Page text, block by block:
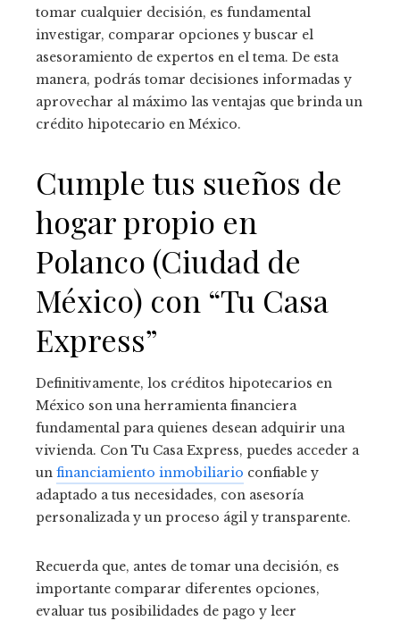
tomar cualquier decisión, es fundamental
investigar, comparar opciones y buscar el
asesoramiento de expertos en el tema. De esta
manera, podrás tomar decisiones informadas y
aprovechar al máximo las ventajas que brinda un
crédito hipotecario en México.
Cumple tus sueños de
hogar propio en
Polanco (Ciudad de
México) con “Tu Casa
Express”
Definitivamente, los créditos hipotecarios en
México son una herramienta financiera
fundamental para quienes desean adquirir una
vivienda. Con Tu Casa Express, puedes acceder a
un financiamiento inmobiliario confiable y
adaptado a tus necesidades, con asesoría
personalizada y un proceso ágil y transparente.
Recuerda que, antes de tomar una decisión, es
importante comparar diferentes opciones,
evaluar tus posibilidades de pago y leer